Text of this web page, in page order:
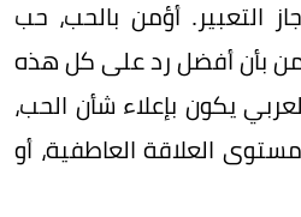
التعبير. أؤمن بالحب، حب
بأن أفضل رد على كل هذه
يكون بإعلاء شأن الحب،
العلاقة العاطفية، أو